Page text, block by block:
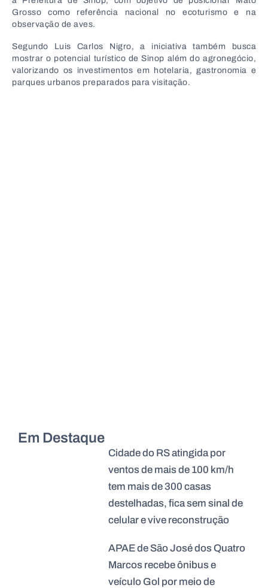
Grosso como referência nacional no ecoturismo e na
observação de aves.
Segundo Luis Carlos Nigro, a iniciativa também busca
mostrar o potencial turístico de Sinop além do agronegócio,
valorizando os investimentos em hotelaria, gastronomia e
parques urbanos preparados para visitação.
Em Destaque
Cidade do RS atingida por
ventos de mais de 100 km/h
tem mais de 300 casas
destelhadas, fica sem sinal de
celular e vive reconstrução
APAE de São José dos Quatro
Marcos recebe ônibus e
veículo Gol por meio de